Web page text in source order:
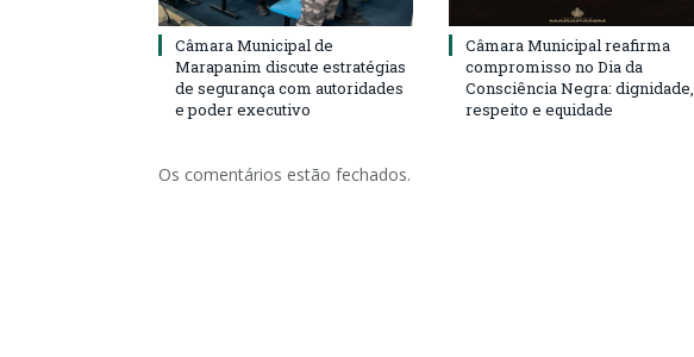
Câmara Municipal de
Marapanim discute estratégias
de segurança com autoridades
e poder executivo
Câmara Municipal reafirma
compromisso no Dia da
Consciência Negra: dignidade,
respeito e equidade
Os comentários estão fechados.